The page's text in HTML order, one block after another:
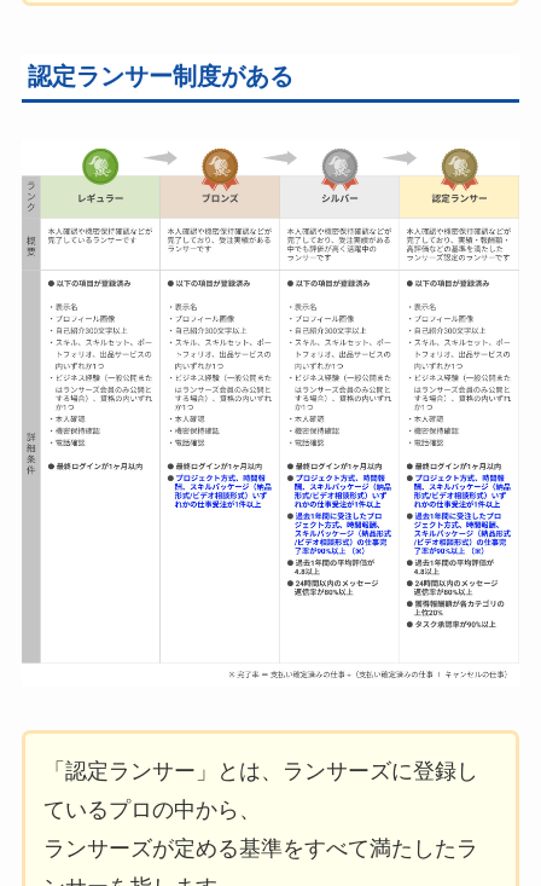
認定ランサー制度がある
「認定ランサー」とは、ランサーズに登録し
ているプロの中から、
ランサーズが定める基準をすべて満たしたラ